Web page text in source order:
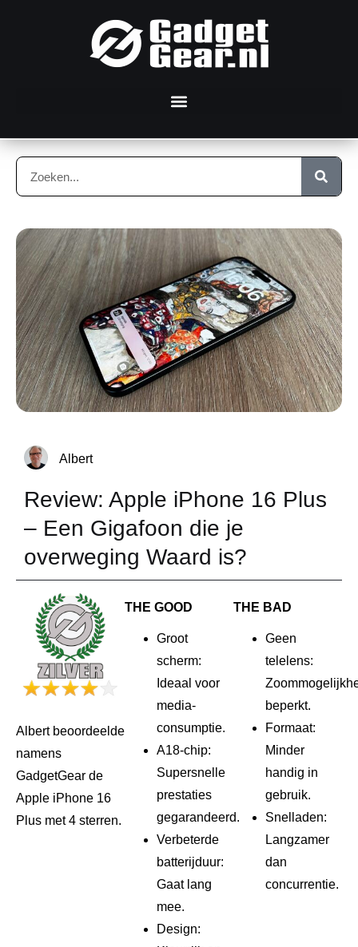
Albert
Review: Apple iPhone 16 Plus
– Een Gigafoon die je
overweging Waard is?
Albert beoordeelde
namens
GadgetGear de
Apple iPhone 16
Plus met 4 sterren.
THE GOOD
Groot
scherm:
Ideaal voor
media-
consumptie.
A18-chip:
Supersnelle
prestaties
gegarandeerd.
Verbeterde
batterijduur:
Gaat lang
mee.
Design:
THE BAD
Geen
telelens:
beperkt.
Formaat:
Minder
handig in
gebruik.
Snelladen:
Langzamer
dan
concurrentie.